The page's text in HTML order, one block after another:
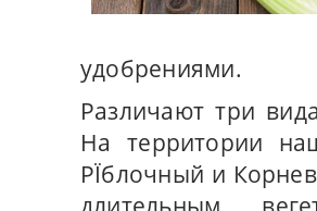
удобрениями.
Различают три
На территории
РЇблочный и